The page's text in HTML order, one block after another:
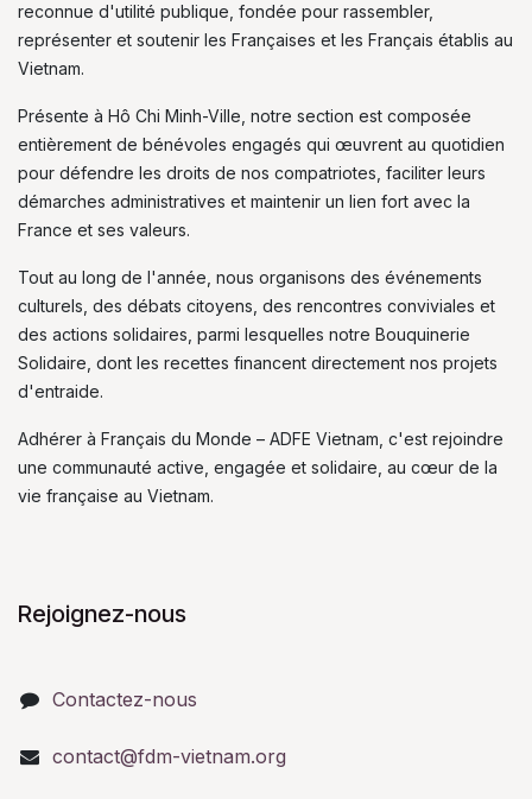
reconnue d'utilité publique, fondée pour rassembler,
représenter et soutenir les Françaises et les Français établis au
Vietnam.
Présente à Hô Chi Minh-Ville, notre section est composée
entièrement de bénévoles engagés qui œuvrent au quotidien
pour défendre les droits de nos compatriotes, faciliter leurs
démarches administratives et maintenir un lien fort avec la
France et ses valeurs.
Tout au long de l'année, nous organisons des événements
culturels, des débats citoyens, des rencontres conviviales et
des actions solidaires, parmi lesquelles notre Bouquinerie
Solidaire, dont les recettes financent directement nos projets
d'entraide.
Adhérer à Français du Monde – ADFE Vietnam, c'est rejoindre
une communauté active, engagée et solidaire, au cœur de la
vie française au Vietnam.
Rejoignez-nous
Contactez-nous
contact@fdm-vietnam.org